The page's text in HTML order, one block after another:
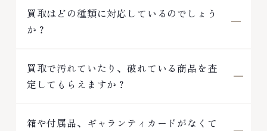
買取はどの種類に対応しているのでしょう
か？
買取で汚れていたり、破れている商品を査
定してもらえますか？
箱や付属品、ギャランティカードがなくて